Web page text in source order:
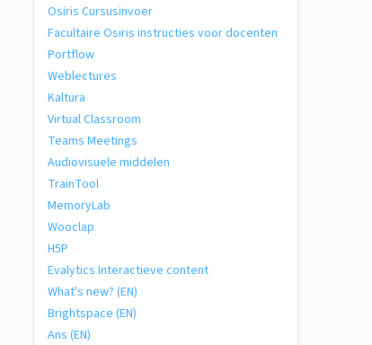
Osiris Cursusinvoer
Facultaire Osiris instructies voor docenten
Portflow
Weblectures
Kaltura
Virtual Classroom
Teams Meetings
Audiovisuele middelen
TrainTool
MemoryLab
Wooclap
H5P
Evalytics Interactieve content
What's new? (EN)
Brightspace (EN)
Ans (EN)